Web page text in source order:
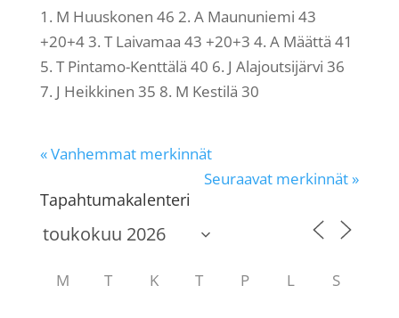
1. M Huuskonen 46 2. A Maununiemi 43
+20+4 3. T Laivamaa 43 +20+3 4. A Määttä 41
5. T Pintamo-Kenttälä 40 6. J Alajoutsijärvi 36
7. J Heikkinen 35 8. M Kestilä 30
« Vanhemmat merkinnät
Seuraavat merkinnät »
Tapahtumakalenteri
M T K T P L S